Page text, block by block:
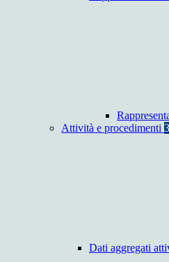
Attività e procedimenti 3
Dati aggregati